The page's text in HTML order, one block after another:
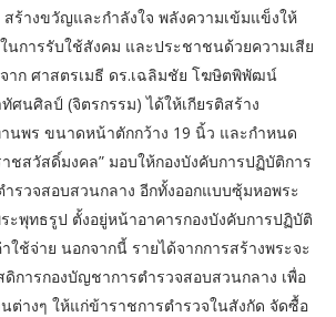
สร้างขวัญและกำลังใจ พลังความเข้มแข็งให้
นการรับใช้สังคม และประชาชนด้วยความเสีย
าก ศาสตรเมธี ดร.เฉลิมชัย โฆษิตพิพัฒน์
นศิลป์ (จิตรกรรม) ได้ให้เกียรติสร้าง
นพร ขนาดหน้าตักกว้าง 19 นิ้ว และกำหนด
ชสวัสดิ์มงคล” มอบให้กองบังคับการปฏิบัติการ
รวจสอบสวนกลาง อีกทั้งออกแบบซุ้มหอพระ
ะพุทธรูป ตั้งอยู่หน้าอาคารกองบังคับการปฏิบัติ
ใช้จ่าย นอกจากนี้ รายได้จากการสร้างพระจะ
การกองบัญชาการตำรวจสอบสวนกลาง เพื่อ
ต่างๆ ให้แก่ข้าราชการตำรวจในสังกัด จัดซื้อ